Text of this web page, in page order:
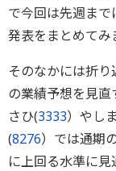
で今回は先週ま
発表をまとめてみ
そのなかには折
の業績予想を見
さひ(3333）やし
(8276）では通期
に上回る水準に